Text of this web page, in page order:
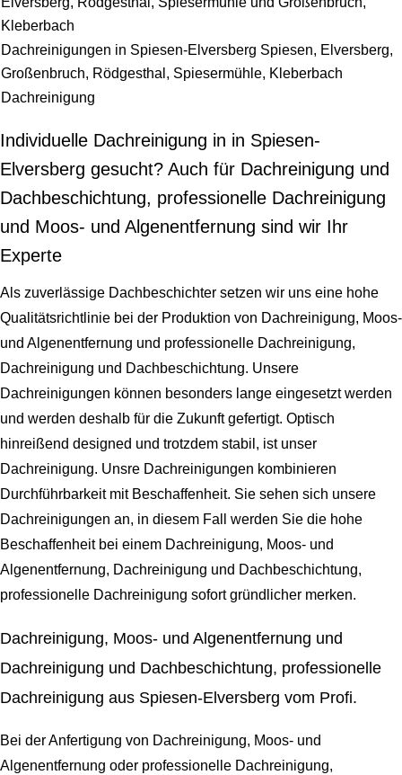
Kleberbach
Dachreinigungen in Spiesen-Elversberg Spiesen, Elversberg,
Großenbruch, Rödgesthal, Spiesermühle, Kleberbach
Dachreinigung
Individuelle Dachreinigung in in Spiesen-
Elversberg gesucht? Auch für Dachreinigung und
Dachbeschichtung, professionelle Dachreinigung
und Moos- und Algenentfernung sind wir Ihr
Experte
Als zuverlässige Dachbeschichter setzen wir uns eine hohe
Qualitätsrichtlinie bei der Produktion von Dachreinigung, Moos-
und Algenentfernung und professionelle Dachreinigung,
Dachreinigung und Dachbeschichtung. Unsere
Dachreinigungen können besonders lange eingesetzt werden
und werden deshalb für die Zukunft gefertigt. Optisch
hinreißend designed und trotzdem stabil, ist unser
Dachreinigung. Unsre Dachreinigungen kombinieren
Durchführbarkeit mit Beschaffenheit. Sie sehen sich unsere
Dachreinigungen an, in diesem Fall werden Sie die hohe
Beschaffenheit bei einem Dachreinigung, Moos- und
Algenentfernung, Dachreinigung und Dachbeschichtung,
professionelle Dachreinigung sofort gründlicher merken.
Dachreinigung, Moos- und Algenentfernung und
Dachreinigung und Dachbeschichtung, professionelle
Dachreinigung aus Spiesen-Elversberg vom Profi.
Bei der Anfertigung von Dachreinigung, Moos- und
Algenentfernung oder professionelle Dachreinigung,